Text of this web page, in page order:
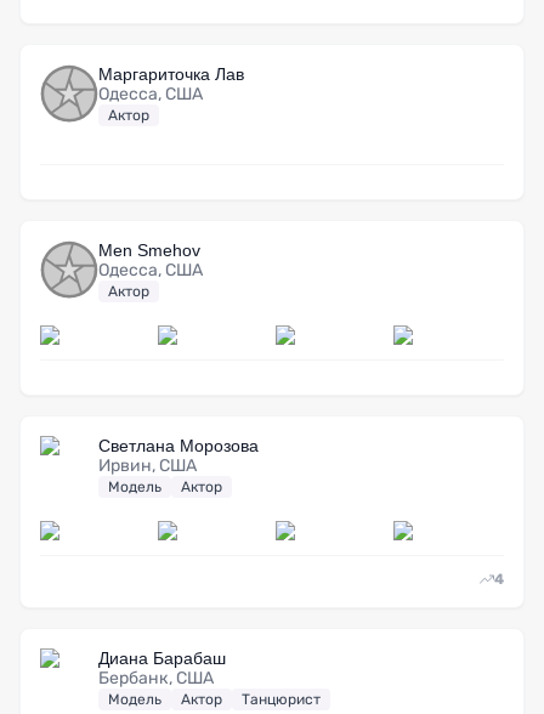
Маргариточка Лав
Одесса, США
Актор
Men Smehov
Одесса, США
Актор
Светлана Морозова
Ирвин, США
Модель Актор
4
Диана Барабаш
Бербанк, США
Модель Актор Танцюрист